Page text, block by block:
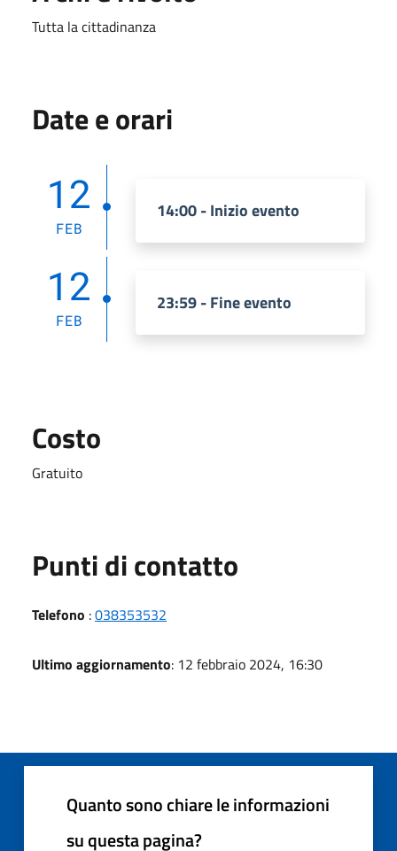
Tutta la cittadinanza
Date e orari
12
FEB
14:00 - Inizio evento
12
FEB
23:59 - Fine evento
Costo
Gratuito
Punti di contatto
Telefono :038353532
Ultimo aggiornamento: 12 febbraio 2024, 16:30
Quanto sono chiare le informazioni
su questa pagina?